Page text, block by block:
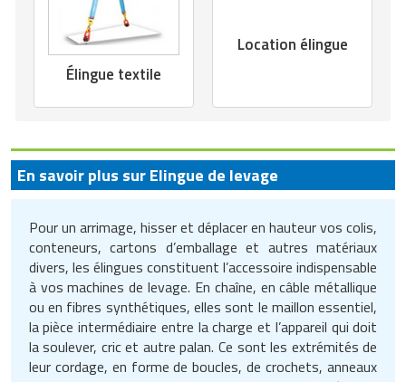
Matériel de musculation
Vêtement sportif
Rôtisserie professionnelle
Sautause professionnelle
Table de cuisson professionnelle
Tables de préparation réfrigérées
Vaisselle restaurant
Vitrines réfrigérées
Élingue textile
Location élingue
En savoir plus sur Elingue de levage
Pour un arrimage, hisser et déplacer en hauteur vos colis,
conteneurs, cartons d’emballage et autres matériaux
divers, les élingues constituent l’accessoire indispensable
à vos machines de levage. En chaîne, en câble métallique
ou en fibres synthétiques, elles sont le maillon essentiel,
la pièce intermédiaire entre la charge et l’appareil qui doit
la soulever, cric et autre palan. Ce sont les extrémités de
leur cordage, en forme de boucles, de crochets, anneaux